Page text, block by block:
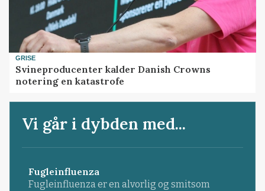
GRISE
Svineproducenter kalder Danish Crowns
notering en katastrofe
Vi går i dybden med...
Fugleinfluenza
Fugleinfluenza er en alvorlig og smitsom